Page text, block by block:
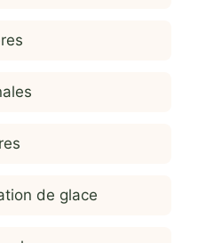
de glace